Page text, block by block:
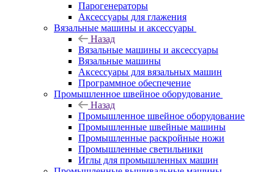
Парогенераторы
Аксессуары для глажения
Вязальные машины и аксессуары
Назад
Вязальные машины и аксессуары
Вязальные машины
Аксессуары для вязальных машин
Программное обеспечение
Промышленное швейное оборудование
Назад
Промышленное швейное оборудование
Промышленные швейные машины
Промышленные раскройные ножи
Промышленные светильники
Иглы для промышленных машин